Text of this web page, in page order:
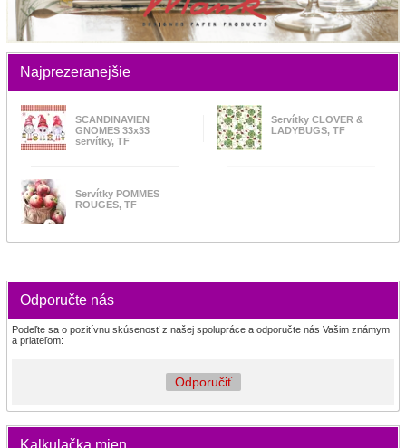
Najprezeranejšie
SCANDINAVIEN
GNOMES 33x33
servítky, TF
Servítky CLOVER &
LADYBUGS, TF
Servítky POMMES
ROUGES, TF
Odporučte nás
Podeľte sa o pozitívnu skúsenosť z našej spolupráce a odporučte nás Vašim známym
a priateľom:
Odporučiť